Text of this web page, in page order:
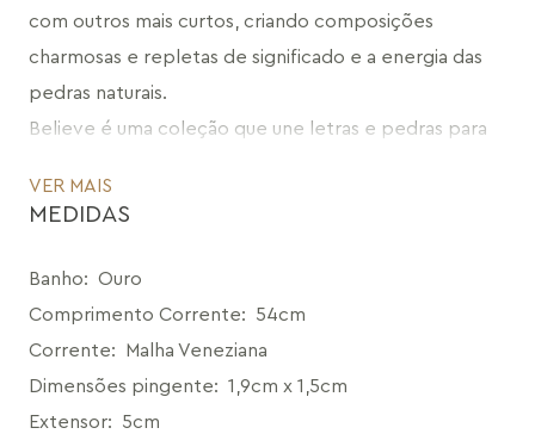
com outros mais curtos, criando composições
charmosas e repletas de significado e a energia das
pedras naturais.
Believe é uma coleção que une letras e pedras para
de luz.
Believe: Vista-se de energia, e sinta o poder de
acreditar.
CÓDIGO: MD1535A.RN.83
VER MAIS
MEDIDAS
Banho: Ouro
Comprimento Corrente:
54cm
Corrente:
Malha Veneziana
Dimensões pingente: 1,9cm x 1,5cm
Extensor:
5cm